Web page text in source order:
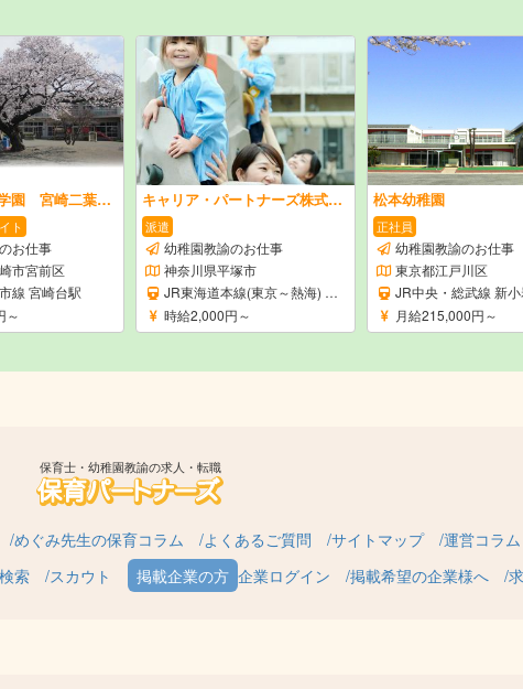
学校法人中田学園 宮崎二葉幼稚園
ト
お仕事
市宮前区
線 宮崎台駅
～
キャリア・パートナーズ株式会社
派遣
幼稚園教諭のお仕事
神奈川県平塚市
JR東海道本線(東京～熱海) 平塚駅
時給2,000円～
松本幼稚園
正社員
幼稚園教諭のお仕事
東京都江戸川区
JR中央・総武線 新
月給215,000円～
保育士・幼稚園教諭の求人・転職
めぐみ先生の保育コラム よくあるご質問 サイトマップ 運営コラム
索 スカウト 企業ログイン 掲載希望の企業様へ